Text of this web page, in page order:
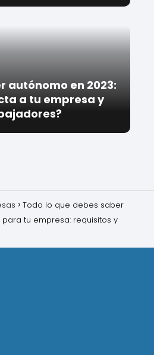
autónomo en 2023:
a tu empresa y
Todo lo que debes saber
tu empresa: requisitos y